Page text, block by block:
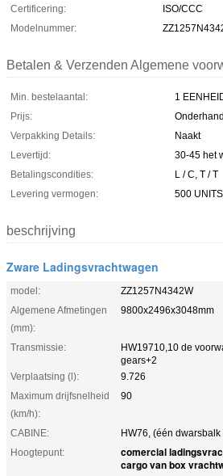
Certificering:
ISO/CCC
Modelnummer:
Betalen & Verzenden Algemene
Min. bestelaantal:
1
Prijs:
Verpakking Details:
Naakt
Levertijd:
30-45 het
Betalingscondities:
L / C, T / T
Levering vermogen:
500
beschrijving
Zware Ladingsvrachtwagen
model:
ZZ1257N4342W
Algemene Afmetingen
(mm):
9800x2496x3048mm
Transmissie:
HW19710,10 de
gears+2
Verplaatsing (l):
9.726
Maximum drijfsnelheid
(km/h):
90
CABINE:
HW76, (één
Hoogtepunt:
comercial
cargo van box